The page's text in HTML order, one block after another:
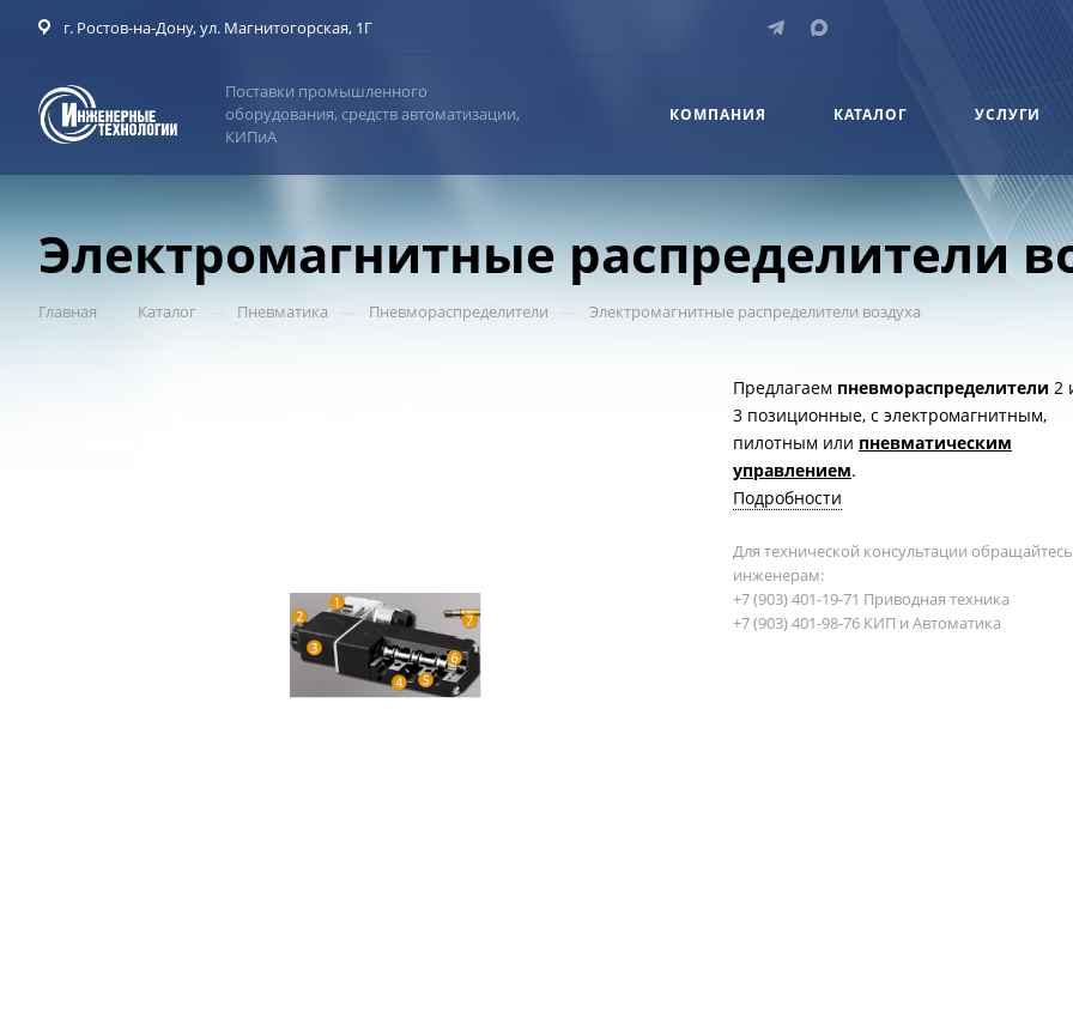
г. Ростов-на-Дону, ул. Магнитогорская, 1Г
Поставки промышленного
оборудования, средств автоматизации,
КИПиА
КОМПАНИЯ КАТАЛОГ УСЛУГИ
Электромагнитные распределители
Главная Каталог Пневматика Пневмораспределители Электромагнитные распределители воздуха
Предлагаем пневмораспределители 2
3 позиционные, с электромагнитным,
пилотным или пневматическим
управлением.
Подробности
Для технической консультации
инженерам:
+7 (903) 401-19-71 Приводная техника
+7 (903) 401-98-76 КИП и Автоматика